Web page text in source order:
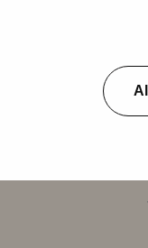
Nie